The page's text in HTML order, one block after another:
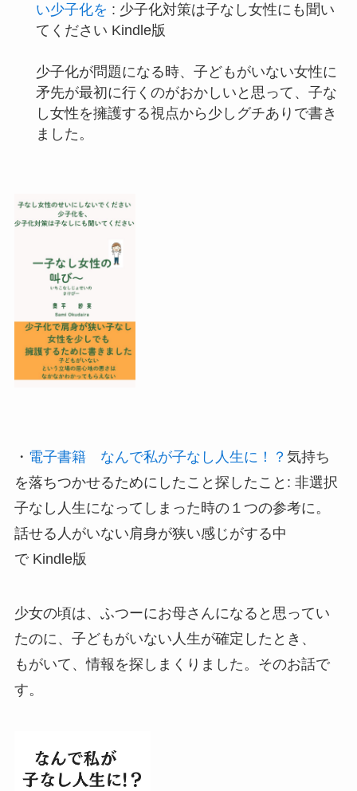
い少子化を : 少子化対策は子なし女性にも聞い
てください Kindle版
少子化が問題になる時、子どもがいない女性に
矛先が最初に行くのがおかしいと思って、子な
し女性を擁護する視点から少しグチありで書き
ました。
・ 電子書籍 なんで私が子なし人生に！？ 気持ち
を落ちつかせるためにしたこと探したこと: 非選択
子なし人生になってしまった時の１つの参考に。
話せる人がいない肩身が狭い感じがする中
で Kindle版
少女の頃は、ふつーにお母さんになると思ってい
たのに、子どもがいない人生が確定したとき、
もがいて、情報を探しまくりました。そのお話で
す。